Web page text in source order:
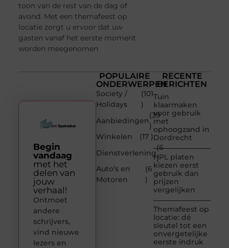
toon van de rest van de dag of
avond. Met een themafeest op
locatie zorgt u ervoor dat uw
gasten vanaf het eerste moment
worden meegenomen
POPULAIRE
ONDERWERPEN
Society /
Holidays
(101
)
Aanbiedingen
(39
)
Winkelen
(17 )
Dienstverlening
(6
)
Auto’s en
Motoren
(6
)
RECENTE
BERICHTEN
Tuin
klaarmaken
voor gebruik
met
ophoogzand in
Dordrecht
HPL platen
kiezen eerst
gebruik dan
prijzen
vergelijken
Themafeest op
locatie: dé
sleutel tot een
onvergetelijke
eerste indruk
Begin
vandaag
met het
delen van
jouw
verhaal!
Ontmoet
andere
schrijvers,
vind nieuwe
lezers en